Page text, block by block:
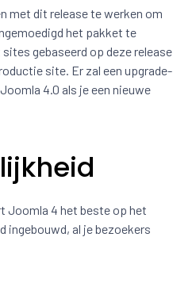
met dit release te werken om
het pakket te
sites gebaseerd op deze release
site. Er zal een upgrade-
4.0 als je een nieuwe
Joomla 4 het beste op het
ingebouwd, al je bezoekers